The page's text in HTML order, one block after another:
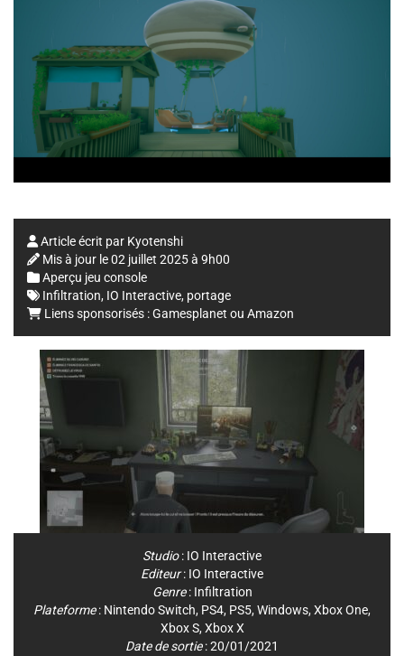
Article écrit par Kyotenshi
Mis à jour le02 juillet 2025 à 9h00
Aperçu jeu console
Infiltration, IO Interactive, portage
Liens sponsorisés :Gamesplanet ou Amazon
Studio: IO Interactive
Editeur: IO Interactive
Genre: Infiltration
Plateforme: Nintendo Switch, PS4, PS5, Windows, Xbox One,
Xbox S, Xbox X
Date de sortie: 20/01/2021